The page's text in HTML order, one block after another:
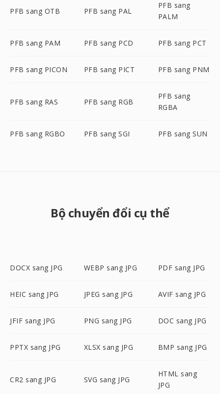
PFB sang OTB PFB sang PAL
PFB sang
PALM
PFB sang PAM PFB sang PCD PFB sang PCT
PFB sang PICON PFB sang PICT PFB sang PNM
PFB sang RAS PFB sang RGB
PFB sang
RGBA
PFB sang RGBO PFB sang SGI PFB sang SUN
Bộ chuyển đổi cụ thể
DOCX sang JPG WEBP sang JPG PDF sang JPG
HEIC sang JPG JPEG sang JPG AVIF sang JPG
JFIF sang JPG PNG sang JPG DOC sang JPG
PPTX sang JPG XLSX sang JPG BMP sang JPG
CR2 sang JPG SVG sang JPG
HTML sang
JPG